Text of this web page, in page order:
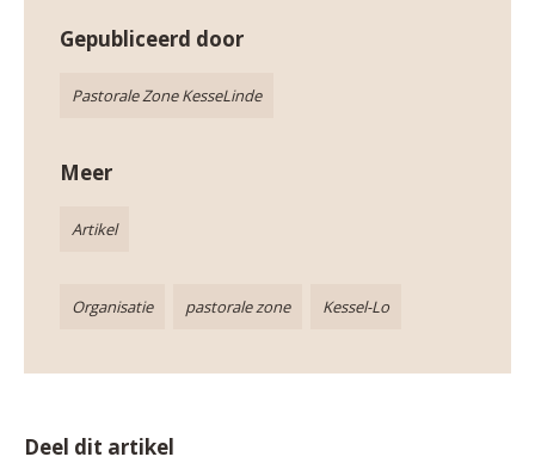
Gepubliceerd door
Pastorale Zone KesseLinde
Meer
Artikel
Organisatie pastorale zone Kessel-Lo
Deel dit artikel